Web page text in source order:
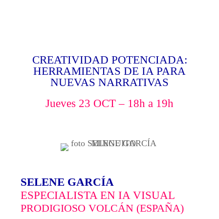
·} {· ·} {· ·} {· ·} {· ·} {· ·} {·
·} {· ·} {· ·} {· ·} {· ·} {· ·} {·
·} {· ·} {· ·} {· ·} {· ·} {· ·} {·
·} {· ·} {·
CREATIVIDAD POTENCIADA:
HERRAMIENTAS DE IA PARA
NUEVAS NARRATIVAS
Jueves 23 OCT – 18h a 19h
SELENE GARCÍA
ESPECIALISTA EN IA VISUAL
PRODIGIOSO VOLCÁN (ESPAÑA)